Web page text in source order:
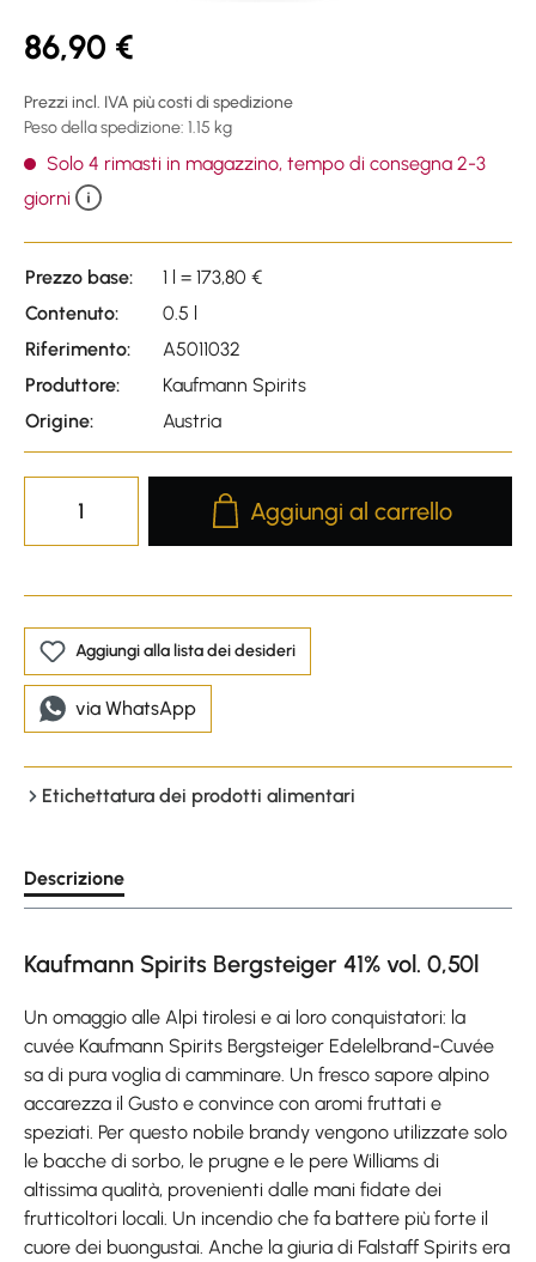
86,90 €
Prezzi incl. IVA più costi di spedizione
Peso della spedizione: 1.15 kg
Solo 4 rimasti in magazzino, tempo di consegna 2-3
giorni
Prezzo base:
1 l = 173,80 €
Contenuto:
0.5 l
Riferimento:
A5011032
Produttore:
Kaufmann Spirits
Origine:
Austria
Product Quantity: Enter the
Aggiungi al carrello
Aggiungi alla lista dei desideri
via WhatsApp
Etichettatura dei prodotti alimentari
Descrizione
Kaufmann Spirits Bergsteiger 41% vol. 0,50l
Un omaggio alle Alpi tirolesi e ai loro conquistatori: la
cuvée Kaufmann Spirits Bergsteiger Edelelbrand-Cuvée
sa di pura voglia di camminare. Un fresco sapore alpino
accarezza il Gusto e convince con aromi fruttati e
speziati. Per questo nobile brandy vengono utilizzate solo
le bacche di sorbo, le prugne e le pere Williams di
altissima qualità, provenienti dalle mani fidate dei
frutticoltori locali. Un incendio che fa battere più forte il
cuore dei buongustai. Anche la giuria di Falstaff Spirits era